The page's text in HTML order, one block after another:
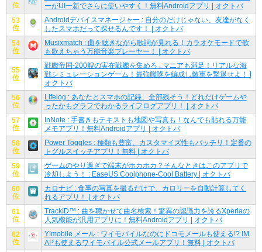
位
ーがUI一新でさらに使いやすく！無料Androidアプリ | オクトバ
53
位
Androidデバイスマネージャー : 自分のだけじゃない、友達がなく
したスマホだって探せるんです！ | オクトバ
54
位
Musixmatch : 曲を聴きながら歌詞が見れる！カラオケモードで歌
も歌えちゃう万能音楽プレーヤー！ | オクトバ
55
位
戦艦帝国-200艘の実在戦艦を集めろ : マニアも満足！リアルな海
戦シミュレーションゲーム！最強艦隊を編成し敵軍を撃退せよ！ |
オクトバ
56
位
Lifelog : あなたとスマホの記録、全部残そう！どれだけゲームや
ったかもグラフでわかるライフログアプリ！ | オクトバ
57
位
InNote : 手書きもテキストも地図や写真も！なんでも貼れる万能
メモアプリ！無料Androidアプリ | オクトバ
58
位
Power Toggles : 種類も豊富、カスタマイズ性もバッチリ！定番の
トグルスイッチアプリ！無料 | オクトバ
59
位
ゲームのやり過ぎで端末がホカホカ？そんなときはこのアプリで
冷却しよう！ : EaseUS Coolphone-Cool Battery | オクトバ
60
位
カロナビ : 食事の写真を撮るだけで、カロリーを自動計算してく
れるアプリ！ | オクトバ
61
位
TrackID™ : 曲を聴かせて曲名検索！驚異の認識力を誇るXperiaの
人気機能が汎用アプリに！無料Androidアプリ | オクトバ
62
位
Y!mobile メール : ワイモバイルなのにドコモメールも使える!? IM
APも使えるワイモバイル公式メールアプリ！無料 | オクトバ